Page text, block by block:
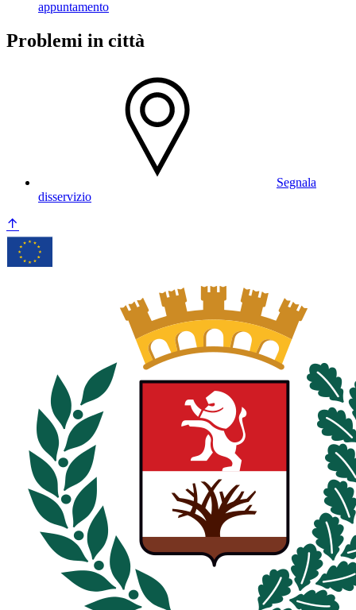
appuntamento
Problemi in città
Segnala
disservizio